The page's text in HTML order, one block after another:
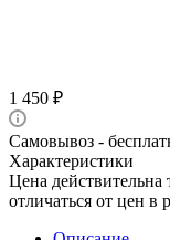
1 450 ₽
Самовывоз -
Характеристики
Цена действительна
отличаться от цен в